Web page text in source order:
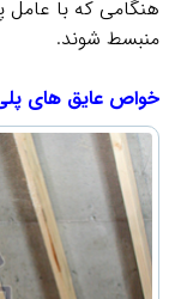
هنگامی كه با عامل
منبسط شوند.
خواص عایق های